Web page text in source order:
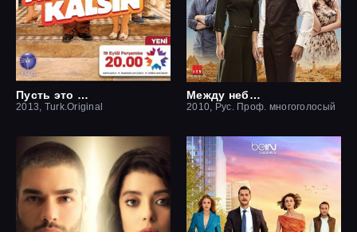
Пусть это останется между нами
2013, Turk.Original
Между небом и землей / Небесная любовь
2010, Рус. Проф. многоголосый